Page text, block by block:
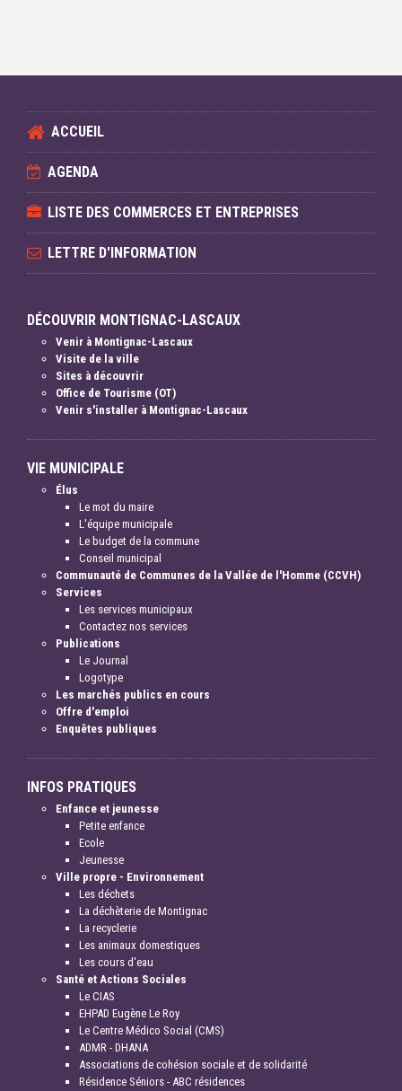
ACCUEIL
AGENDA
LISTE DES COMMERCES ET ENTREPRISES
LETTRE D'INFORMATION
DÉCOUVRIR MONTIGNAC-LASCAUX
Venir à Montignac-Lascaux
Visite de la ville
Sites à découvrir
Office de Tourisme (OT)
Venir s'installer à Montignac-Lascaux
VIE MUNICIPALE
Élus
Le mot du maire
L'équipe municipale
Le budget de la commune
Conseil municipal
Communauté de Communes de la Vallée de l'Homme (CCVH)
Services
Les services municipaux
Contactez nos services
Publications
Le Journal
Logotype
Les marchés publics en cours
Offre d'emploi
Enquêtes publiques
INFOS PRATIQUES
Enfance et jeunesse
Petite enfance
Ecole
Jeunesse
Ville propre - Environnement
Les déchets
La déchèterie de Montignac
La recyclerie
Les animaux domestiques
Les cours d'eau
Santé et Actions Sociales
Le CIAS
EHPAD Eugène Le Roy
Le Centre Médico Social (CMS)
ADMR - DHANA
Associations de cohésion sociale et de solidarité
Résidence Séniors - ABC résidences